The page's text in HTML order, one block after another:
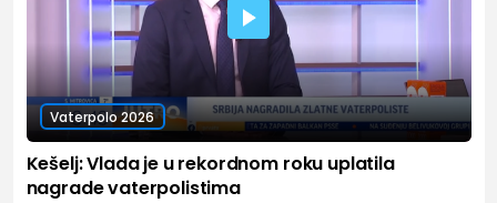
Vaterpolo 2026
Kešelj: Vlada je u rekordnom roku uplatila
nagrade vaterpolistima